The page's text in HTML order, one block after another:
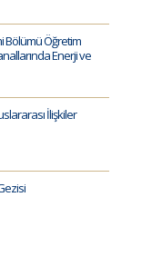
Bölümü Öğretim
Enerji ve
İlişkiler